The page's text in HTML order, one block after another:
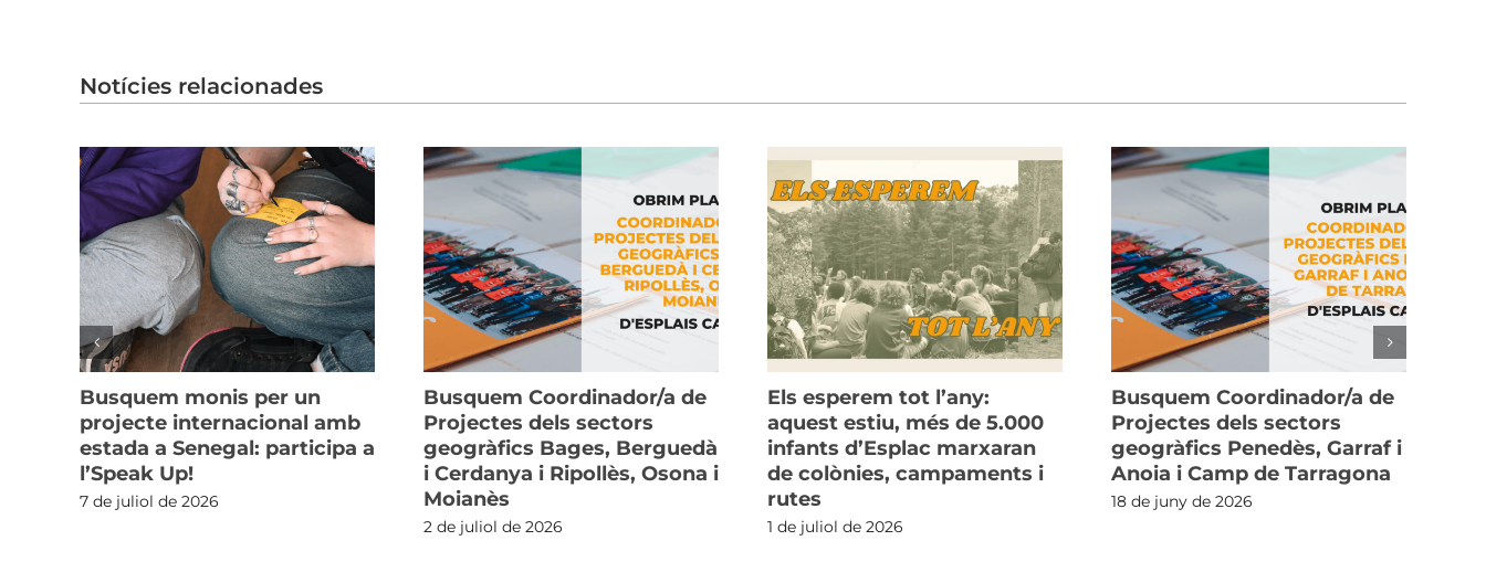
Notícies relacionades
Busquem monis per un
projecte internacional amb
estada a Senegal: participa a
l’Speak Up!
7 de juliol de 2026
Busquem Coordinador/a de
Projectes dels sectors
geogràfics Bages, Berguedà
i Cerdanya i Ripollès, Osona i
Moianès
2 de juliol de 2026
Els esperem tot l’any:
aquest estiu, més de 5.000
infants d’Esplac marxaran
de colònies, campaments i
rutes
1 de juliol de 2026
Busquem Coordinador/a de
Projectes dels sectors
geogràfics Penedès, Garraf i
Anoia i Camp de Tarragona
18 de juny de 2026